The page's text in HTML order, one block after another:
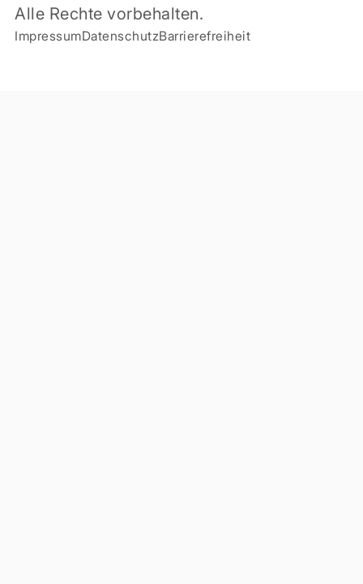
Alle Rechte vorbehalten.
ImpressumDatenschutzBarrierefreiheit